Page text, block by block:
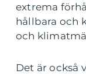
extrema
hållbara och
och
Det är också